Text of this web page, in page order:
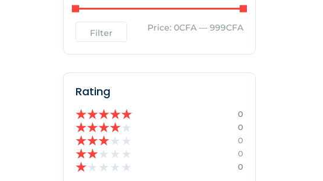
Filter Price: 0CFA — 999CFA
Rating
★★★★★ 0
★★★★★ 0
★★★★ ★ 0
★★★ ★ ★ 0
★★ ★ ★ ★ 0